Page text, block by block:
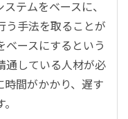
テムをベースに、
う手法を取ることが
ースにするという
通している人材が必
間がかかり、遅す